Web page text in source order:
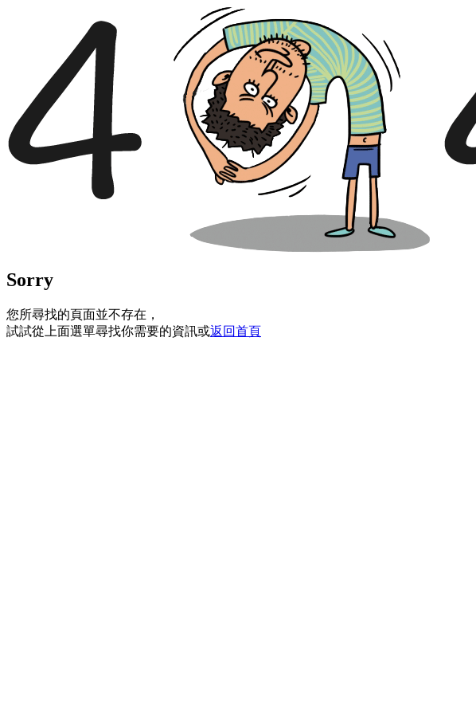
Sorry
您所尋找的頁面並不存在，
試試從上面選單尋找你需要的資訊或返回首頁